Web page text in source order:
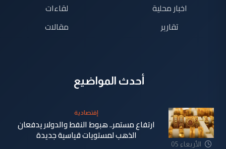
اخبار محلية
تقارير
لقاءات
مقالات
أحدث المواضيع
الأربعاء 05
إقتصادية
ارتفاع مستمر.. هبوط النفط والدولار يدفعان
الذهب لمستويات قياسية جديدة